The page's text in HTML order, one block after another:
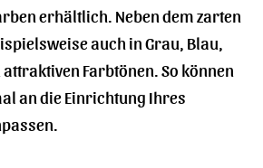
erhältlich. Neben dem zarten
auch in Grau, Blau,
Farbtönen. So können
an die Einrichtung Ihres